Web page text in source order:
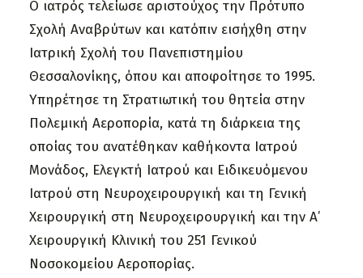
Ο ιατρός τελείωσε αριστούχος την Πρότυπο
Σχολή Αναβρύτων και κατόπιν εισήχθη στην
Ιατρική Σχολή του Πανεπιστημίου
Θεσσαλονίκης, όπου και αποφοίτησε το 1995.
Υπηρέτησε τη Στρατιωτική του θητεία στην
Πολεμική Αεροπορία, κατά τη διάρκεια της
οποίας του ανατέθηκαν καθήκοντα Ιατρού
Μονάδος, Ελεγκτή Ιατρού και Ειδικευόμενου
Ιατρού στη Νευροχειρουργική και τη Γενική
Χειρουργική στη Νευροχειρουργική και την Α’
Χειρουργική Κλινική του 251 Γενικού
Νοσοκομείου Αεροπορίας.